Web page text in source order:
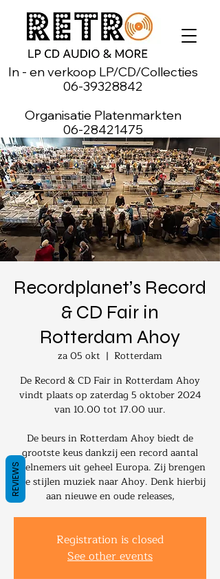
In - en verkoop LP/CD/Collecties
06-39328842
Organisatie Platenmarkten
06-28421475
Recordplanet’s Record
& CD Fair in
Rotterdam Ahoy
za 05 okt
  |
Rotterdam
De Record & CD Fair in Rotterdam Ahoy
vindt plaats op zaterdag 5 oktober 2024
van 10.00 tot 17.00 uur.
De beurs in Rotterdam Ahoy biedt de
grootste keus dankzij een record aantal
deelnemers uit geheel Europa. Zij brengen
alle stijlen muziek naar Ahoy. Denk hierbij
aan nieuwe en oude releases,
Registration is closed
See other events
REVIEWS